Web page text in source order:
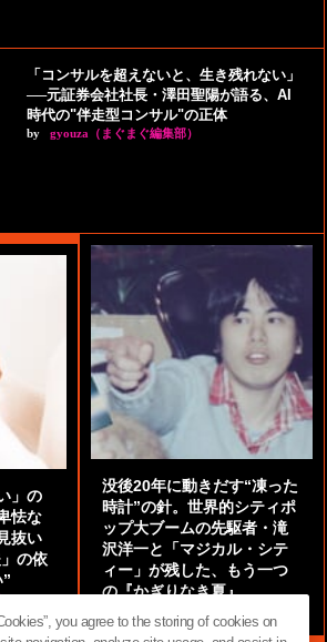
「コンサルを超えないと、生き残れない」
──元証券会社社長・澤田聖陽が語る、AI
時代の"伴走型コンサル"の正体
by gyouza（まぐまぐ編集部）
」の
怯な
抜い
の依
没後20年に動きだす“凍った
時計”の針。世界的シティポ
ップ大ブームの先駆者・滝
沢洋一と「マジカル・シテ
ィー」が残した、もう一つ
の『かぎりなき夏』
you agree to the storing of cookies on